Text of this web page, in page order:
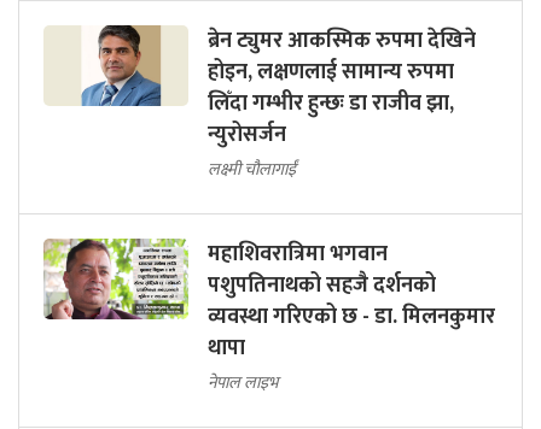
ब्रेन ट्युमर आकस्मिक रुपमा देखिने
होइन, लक्षणलाई सामान्य रुपमा
लिँदा गम्भीर हुन्छः डा राजीव झा,
न्युरोसर्जन
लक्ष्मी चौलागाईं
महाशिवरात्रिमा भगवान
पशुपतिनाथको सहजै दर्शनको
व्यवस्था गरिएको छ - डा. मिलनकुमार
थापा
नेपाल लाइभ